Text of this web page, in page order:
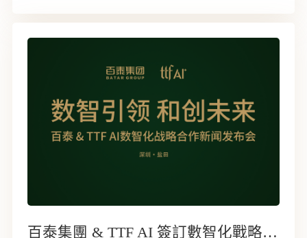
百泰集團 & TTF AI 簽訂數智化戰略合作